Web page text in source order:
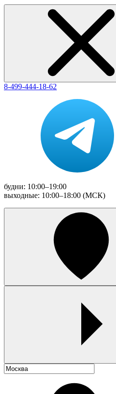
8-499-444-18-62
будни: 10:00–19:00
выходные: 10:00–18:00 (МСК)